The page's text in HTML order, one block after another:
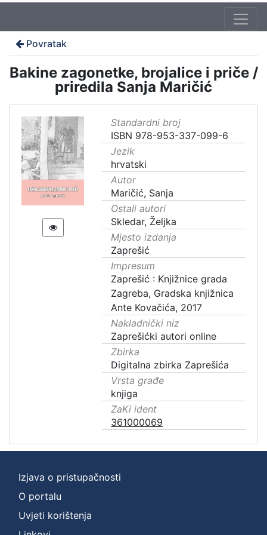
Povratak
Bakine zagonetke, brojalice i priče /
priredila Sanja Maričić
Standardni broj
ISBN 978-953-337-099-6
Jezik
hrvatski
Autor
Maričić, Sanja
Ostali autori
Skledar, Željka
Mjesto izdanja
Zaprešić
Impresum
Zaprešić : Knjižnice grada
Zagreba, Gradska knjižnica
Ante Kovačića, 2017
Nakladnički niz
Zaprešićki autori online
Zbirka
Digitalna zbirka Zaprešića
Vrsta građe
knjiga
ZaKi ident
361000069
Izjava o pristupačnosti
O portalu
Uvjeti korištenja